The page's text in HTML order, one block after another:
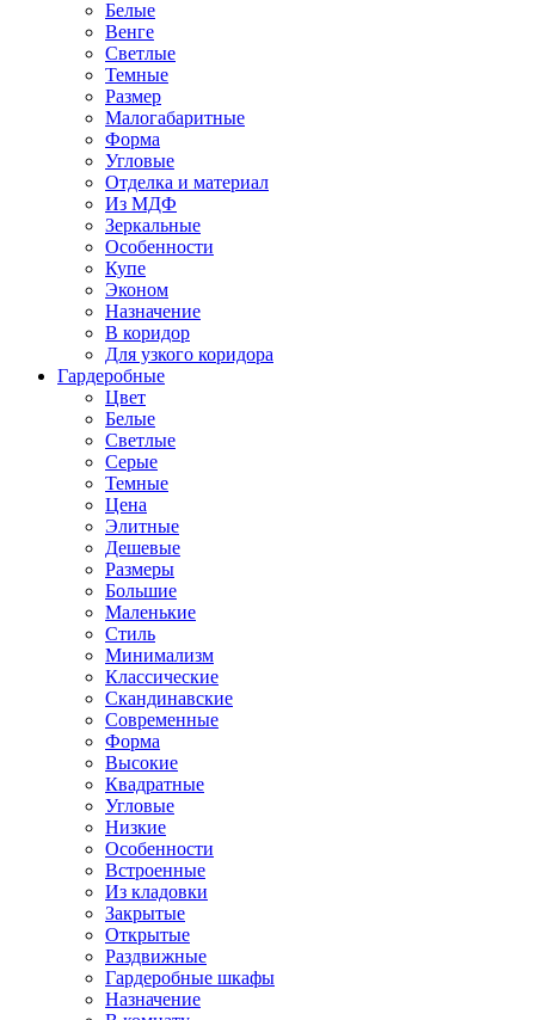
Белые
Венге
Светлые
Темные
Размер
Малогабаритные
Форма
Угловые
Отделка и материал
Из МДФ
Зеркальные
Особенности
Купе
Эконом
Назначение
В коридор
Для узкого коридора
Гардеробные
Цвет
Белые
Светлые
Серые
Темные
Цена
Элитные
Дешевые
Размеры
Большие
Маленькие
Стиль
Минимализм
Классические
Скандинавские
Современные
Форма
Высокие
Квадратные
Угловые
Низкие
Особенности
Встроенные
Из кладовки
Закрытые
Открытые
Раздвижные
Гардеробные шкафы
Назначение